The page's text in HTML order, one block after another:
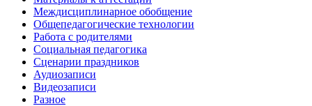
Междисциплинарное обобщение
Общепедагогические технологии
Работа с родителями
Социальная педагогика
Сценарии праздников
Аудиозаписи
Видеозаписи
Разное